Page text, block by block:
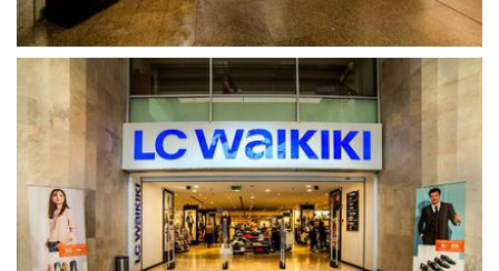
გახსნა